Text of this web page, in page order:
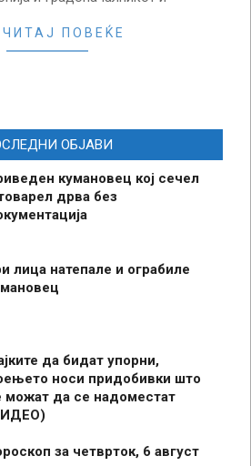
ПОВЕЌЕ
ОБЈАВИ
кумановец кој сечел
дрва без
лица натепале и ограбиле
да бидат упорни,
носи придобивки што
можат да се надоместат
за четврток, 6 август